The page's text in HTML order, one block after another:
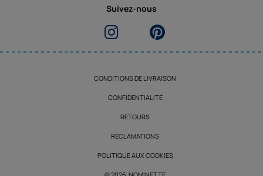
Suivez-nous
CONDITIONS DE LIVRAISON
CONFIDENTIALITÉ
RETOURS
RÉCLAMATIONS
POLITIQUE AUX COOKIES